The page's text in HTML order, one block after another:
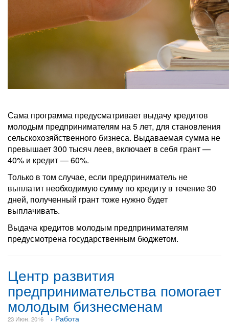
Сама программа предусматривает выдачу кредитов
молодым предпринимателям на 5 лет, для становления
сельскохозяйственного бизнеса. Выдаваемая сумма не
превышает 300 тысяч леев, включает в себя грант —
40% и кредит — 60%.
Только в том случае, если предприниматель не
выплатит необходимую сумму по кредиту в течение 30
дней, полученный грант тоже нужно будет
выплачивать.
Выдача кредитов молодым предпринимателям
предусмотрена государственным бюджетом.
Центр развития
предпринимательства помогает
молодым бизнесменам
23 Июн. 2016
› Работа